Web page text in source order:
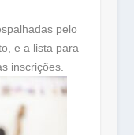
pelo
e a lista para
inscrições.